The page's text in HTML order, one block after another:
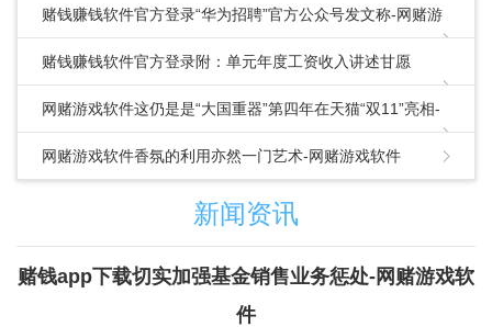
件
赌钱赚钱软件官方登录“华为招聘”官方公众号发文称-网赌游
戏软件
赌钱赚钱软件官方登录附：单元年度工资收入讲述甘愿
书.doc看到这里-网赌游戏软件
网赌游戏软件这仍是是“大国重器”第四年在天猫“双11”亮相-
网赌游戏软件
网赌游戏软件香氛的利用亦然一门艺术-网赌游戏软件
新闻资讯
赌钱app下载切实加强基金销售业务惩处-网赌游戏软
件